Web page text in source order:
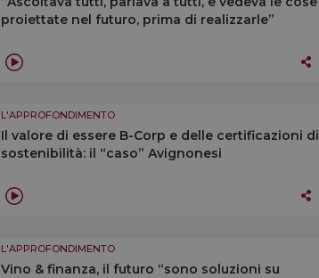
proiettate nel futuro, prima di realizzarle”
L'APPROFONDIMENTO
Il valore di essere B-Corp e delle certificazioni di
sostenibilità: il “caso” Avignonesi
L'APPROFONDIMENTO
Vino & finanza, il futuro “sono soluzioni su